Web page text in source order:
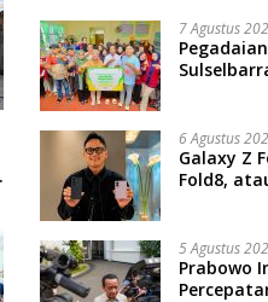
7 Agustus
6 Agustus
Galaxy Z
Fold8,
5 Agustus
Prabowo